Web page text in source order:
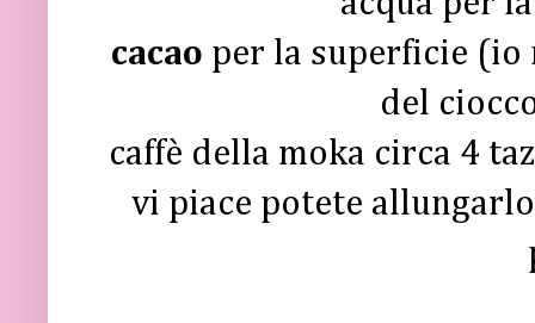
cacao per la superficie (io
del
caffè della moka circa 4
vi piace potete